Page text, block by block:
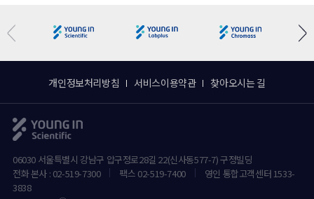
개인정보처리방침 서비스이용약관 찾아오시는 길
06030 서울특별시 강남구 압구정로28길 22(신사동577-7) 구정빌딩
전화 본사 : 02-519-7300
팩스 02-519-7400
영인 통합고객센터 1533-
3838